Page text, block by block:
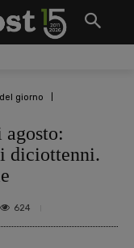
giorno
agosto:
diciottenni.
624